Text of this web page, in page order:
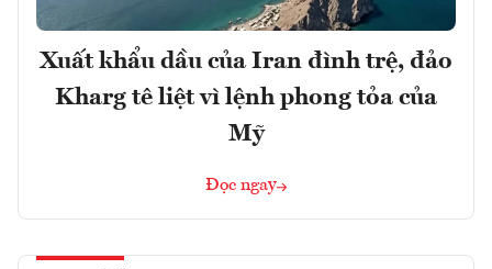
Xuất khẩu dầu của Iran đình trệ, đảo
Kharg tê liệt vì lệnh phong tỏa của
Mỹ
Đọc ngay